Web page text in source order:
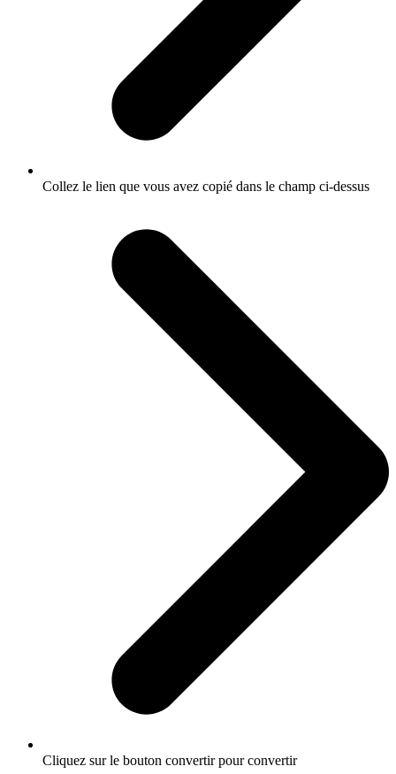
Collez le lien que vous avez copié dans le champ ci-dessus
Cliquez sur le bouton convertir pour convertir